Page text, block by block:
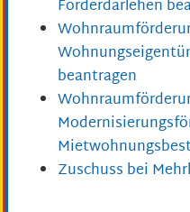
Förderdarlehen
beantragen
Zuschuss bei